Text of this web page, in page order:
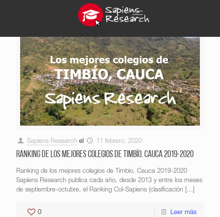
Sapiens Research el 11 febrero, 2020
Ranking de los mejores colegios de Timbío, Cauca 2019-2020
Ranking de los mejores colegios de Timbío, Cauca 2019-2020
Sapiens Research publica cada año, desde 2013 y entre los meses
de septiembre-octubre, el Ranking Col-Sapiens (clasificación […]
0 Leer más